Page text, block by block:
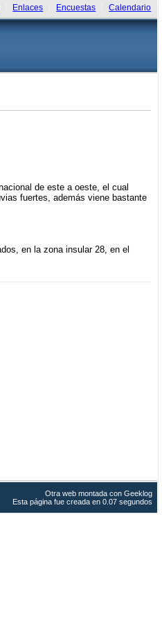
Enlaces Encuestas Calendario
de este a oeste, el cual
fuertes, además viene bastante
en la zona insular 28, en el
Otra web montada con Geeklog
Esta página fue creada en 0.07 segundos